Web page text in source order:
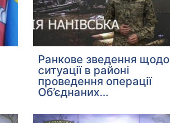
Ранкове зведення щодо
ситуації в районі
проведення операції
Об’єднаних...